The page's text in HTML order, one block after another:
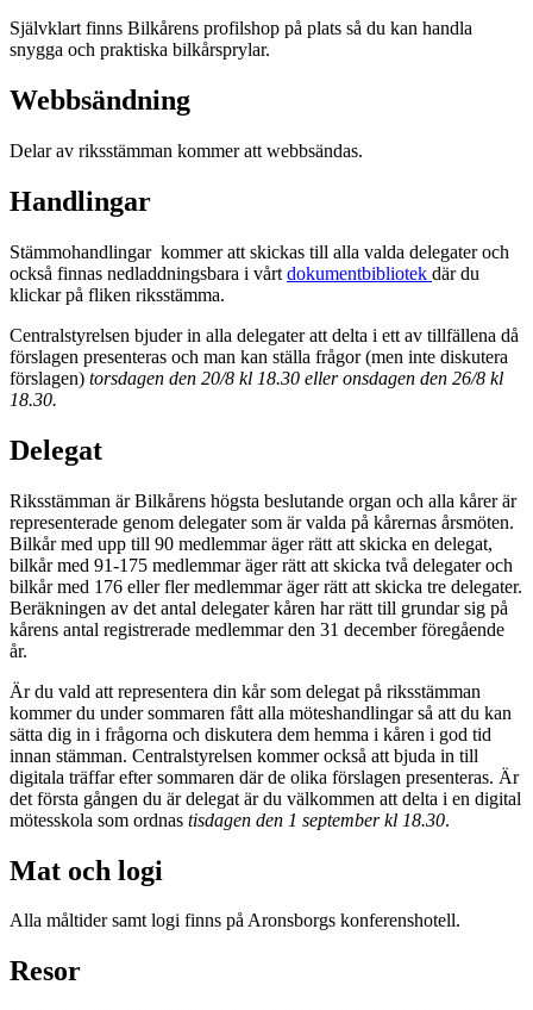
Självklart finns Bilkårens profilshop på plats så du kan handla
snygga och praktiska bilkårsprylar.
Webbsändning
Delar av riksstämman kommer att webbsändas.
Handlingar
Stämmohandlingar kommer att skickas till alla valda delegater och
också finnas nedladdningsbara i vårt dokumentbibliotek där du
klickar på fliken riksstämma.
Centralstyrelsen bjuder in alla delegater att delta i ett av tillfällena då
förslagen presenteras och man kan ställa frågor (men inte diskutera
förslagen) torsdagen den 20/8 kl 18.30 eller onsdagen den 26/8 kl
18.30.
Delegat
Riksstämman är Bilkårens högsta beslutande organ och alla kårer är
representerade genom delegater som är valda på kårernas årsmöten.
Bilkår med upp till 90 medlemmar äger rätt att skicka en delegat,
bilkår med 91-175 medlemmar äger rätt att skicka två delegater och
bilkår med 176 eller fler medlemmar äger rätt att skicka tre delegater.
Beräkningen av det antal delegater kåren har rätt till grundar sig på
kårens antal registrerade medlemmar den 31 december föregående
år.
Är du vald att representera din kår som delegat på riksstämman
kommer du under sommaren fått alla möteshandlingar så att du kan
sätta dig in i frågorna och diskutera dem hemma i kåren i god tid
innan stämman. Centralstyrelsen kommer också att bjuda in till
digitala träffar efter sommaren där de olika förslagen presenteras. Är
det första gången du är delegat är du välkommen att delta i en digital
mötesskola som ordnas tisdagen den 1 september kl 18.30.
Mat och logi
Alla måltider samt logi finns på Aronsborgs konferenshotell.
Resor